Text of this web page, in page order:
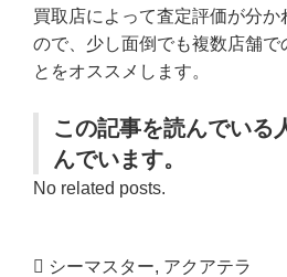
買取店によって査定評価が分
ので、少し面倒でも複数店舗で
とをオススメします。
この記事を読んでいる
んでいます。
No related posts.
シーマスター, アクアテラ